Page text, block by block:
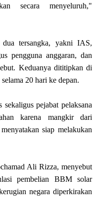
secara menyeluruh,"
dua tersangka, yakni IAS,
pengguna anggaran, dan
Keduanya dititipkan di
20 hari ke depan.
pejabat pelaksana
karena mangkir dari
siap melakukan
Ali Rizza, menyebut
pembelian BBM solar
negara diperkirakan